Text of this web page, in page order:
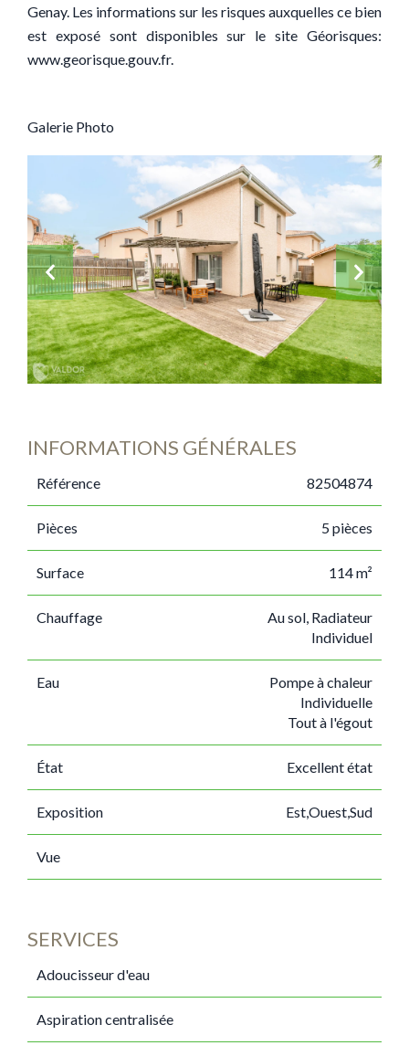
Genay. Les informations sur les risques auxquelles ce bien
est exposé sont disponibles sur le site Géorisques:
www.georisque.gouv.fr.
Galerie Photo
INFORMATIONS GÉNÉRALES
Référence 82504874
Pièces 5 pièces
Surface 114 m²
Chauffage
Au sol, Radiateur
Individuel
Eau
Pompe à chaleur
Individuelle
Tout à l'égout
État Excellent état
Exposition Est,Ouest,Sud
Vue
SERVICES
Adoucisseur d'eau
Aspiration centralisée